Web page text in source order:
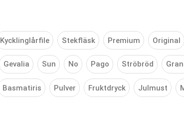
Kycklinglårfile Stekfläsk Premium Original
Gevalia Sun No Pago Ströbröd
Basmatiris Pulver Fruktdryck Julmust